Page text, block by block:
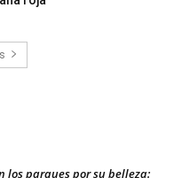
los parques por su belleza: